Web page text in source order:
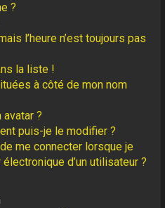
?
l’heure n’est toujours pas
la liste !
à côté de mon nom
?
puis-je le modifier ?
me connecter lorsque je
d’un utilisateur ?